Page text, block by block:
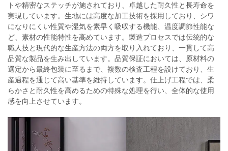
トや精密なステッチが施されており、卓越した耐久性と長寿命を
実現しています。生地には高度な加工技術を採用しており、シワ
になりにくい性質や湿気を素早く吸収する機能、温度調節性能な
ど、素材の性能特性を高めています。製造プロセスでは伝統的な
職人技と現代的な生産方法の両方を取り入れており、一貫して高
品質な製品を生み出しています。品質保証においては、原材料の
選定から最終包装に至るまで、複数の検査工程を設けており、生
産過程を通じて高い基準を維持しています。仕上げ工程では、柔
らかさと耐久性を高めるための特殊な処理を行い、全体的な使用
感を向上させています。